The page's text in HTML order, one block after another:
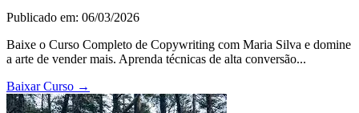
Publicado em: 06/03/2026
Baixe o Curso Completo de Copywriting com Maria Silva e domine
a arte de vender mais. Aprenda técnicas de alta conversão...
Baixar Curso →